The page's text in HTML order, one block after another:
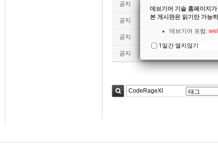
공지
공지 [전체 목록] 이 달의 기술자
공지
공지
데브기어 기술 홈페이지
본 게시판은 읽기만 가능
데브기어 포럼:
1일간 열지않기